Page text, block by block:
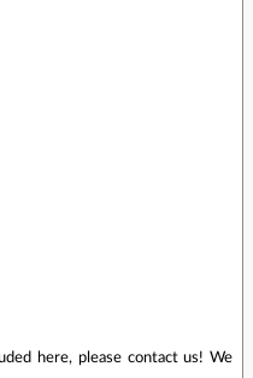
here, please contact us! We